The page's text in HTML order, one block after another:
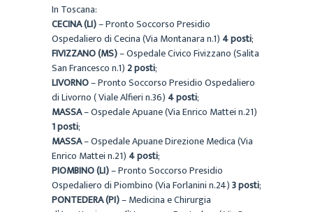
In Toscana:
CECINA (LI)– Pronto Soccorso Presidio
Ospedaliero di Cecina (Via Montanara n.1) 4 posti;
FIVIZZANO (MS)– Ospedale Civico Fivizzano (Salita
San Francesco n.1)2 posti;
LIVORNO– Pronto Soccorso Presidio Ospedaliero
di Livorno ( Viale Alfieri n.36) 4 posti;
MASSA– Ospedale Apuane (Via Enrico Mattei n.21)
1 posti;
MASSA– Ospedale Apuane Direzione Medica (Via
Enrico Mattei n.21) 4 posti;
PIOMBINO (LI)– Pronto Soccorso Presidio
Ospedaliero di Piombino (Via Forlanini n.24)3 posti;
PONTEDERA (PI)– Medicina e Chirurgia